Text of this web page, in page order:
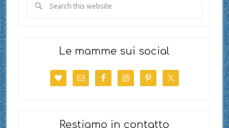
Le mamme sui social
Restiamo in contatto